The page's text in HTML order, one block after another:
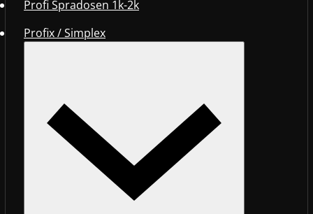
Profi Spradosen 1k-2k
Profix / Simplex